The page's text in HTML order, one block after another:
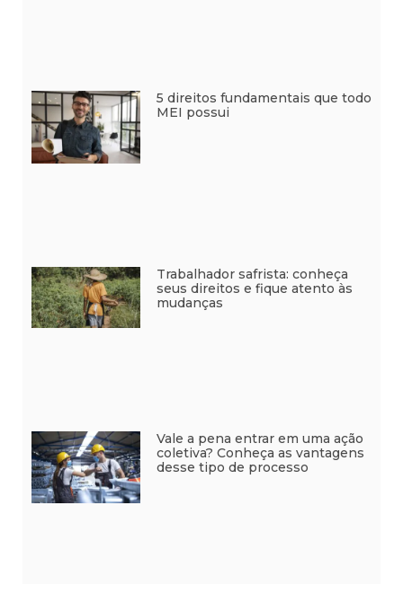
5 direitos fundamentais que todo
MEI possui
Trabalhador safrista: conheça
seus direitos e fique atento às
mudanças
Vale a pena entrar em uma ação
coletiva? Conheça as vantagens
desse tipo de processo